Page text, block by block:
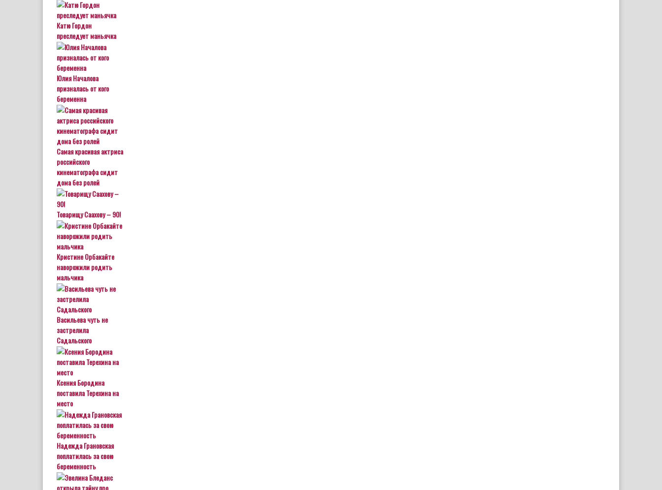
Катю Гордон
преследует маньячка
Юлия Началова
призналась от кого
беременна
Самая красивая актриса
российского
кинематографа сидит
дома без ролей
Товарищу Саахову – 90!
Кристине Орбакайте
наворожили родить
мальчика
Васильева чуть не
застрелила
Садальского
Ксения Бородина
поставила Терехина на
место
Надежда Грановская
поплатилась за свою
беременность